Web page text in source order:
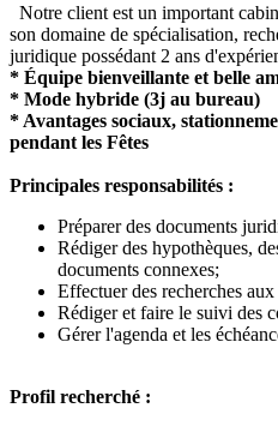
Notre client est un important
son domaine de spécialisation,
juridique possédant 2 ans
* Équipe bienveillante et belle
* Mode hybride (3j au bureau)
* Avantages sociaux,
pendant les Fêtes
Principales responsabilités :
Préparer des documents
Rédiger des hypothèques,
documents connexes;
Effectuer des recherches
Rédiger et faire le suivi des
Gérer l'agenda et les
Profil recherché :